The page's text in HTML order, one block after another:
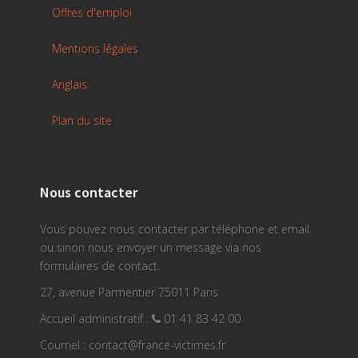
Offres d'emploi
Mentions légales
Anglais
Plan du site
Nous contacter
Vous pouvez nous contacter par téléphone et email
ou sinon nous envoyer un message via nos
formulaires de contact.
27, avenue Parmentier 75011 Paris
Accueil administratif :
01 41 83 42 00
Courriel : contact@france-victimes.fr